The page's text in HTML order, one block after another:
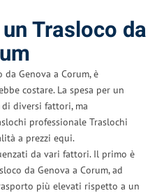
Trasloco da
Genova a Corum, è
costare. La spesa per un
diversi fattori, ma
professionale Traslochi
a prezzi equi.
da vari fattori. Il primo è
da Genova a Corum, ad
più elevati rispetto a un